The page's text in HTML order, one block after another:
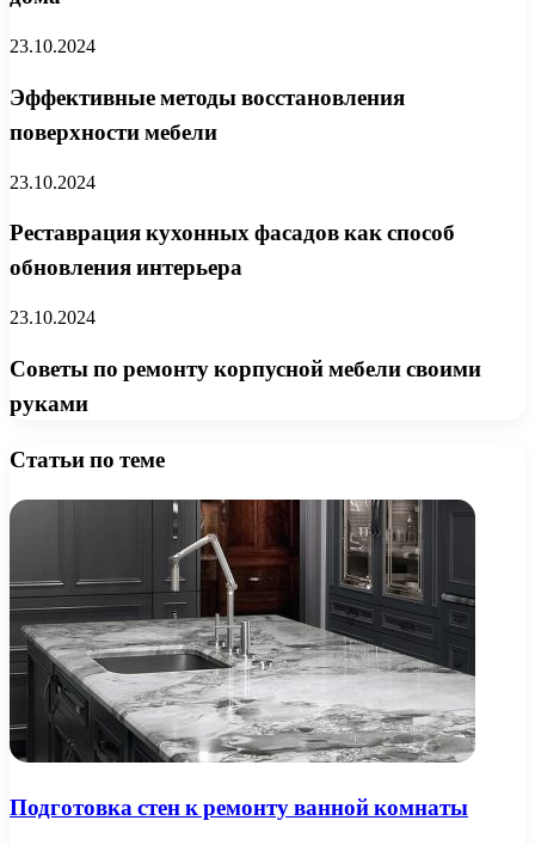
23.10.2024
Эффективные методы восстановления
поверхности мебели
23.10.2024
Реставрация кухонных фасадов как способ
обновления интерьера
23.10.2024
Советы по ремонту корпусной мебели своими
руками
Статьи по теме
Подготовка стен к ремонту ванной комнаты